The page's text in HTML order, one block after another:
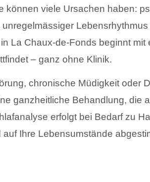
können viele Ursachen haben:
La Chaux-de-Fonds beginnt
– ganz ohne Klinik.
chronische Müdigkeit oder
ganzheitliche Behandlung, die
erfolgt bei Bedarf zu
auf Ihre Lebensumstände